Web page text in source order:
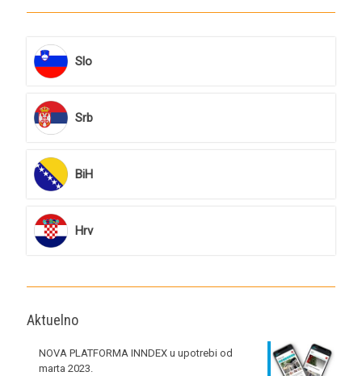
Slo
Srb
BiH
Hrv
Aktuelno
NOVA PLATFORMA INNDEX u upotrebi od
marta 2023.